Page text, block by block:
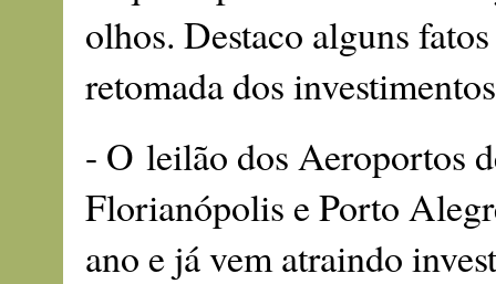
olhos. Destaco alguns
retomada dos
- O leilão dos Aeroportos
Florianópolis e Porto
ano e já vem atraindo